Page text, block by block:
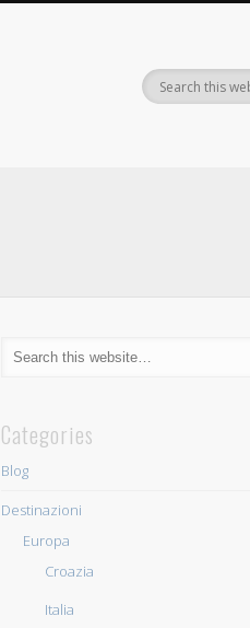
Categories
Blog
Destinazioni
Europa
Croazia
Italia